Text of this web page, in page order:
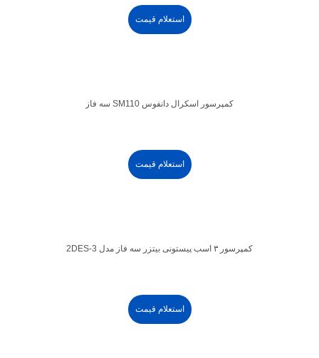
استعلام قیمت
کمپرسور اسکرال دانفوس SM110 سه فاز
استعلام قیمت
کمپرسور ۳ اسب پیستونی بیتزر سه فاز مدل 2DES-3
استعلام قیمت